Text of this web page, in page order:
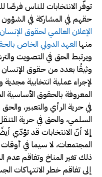
توفّر الانتخابات للناس فرصًا
حقهم في المشاركة في
الإعلان العالمي لحقوق الإنسان
منها العهد الدولي الخاص
ويرتبط الحق في التصويت
وثيقًا بعدد من حقوق الإنسان
لإجراء عملية انتخابية
المعروفة بالحقوق الأساسية
في حرية الرأي والتعبير،
السلمي، والحق في حرية
إلا أنّ الانتخابات قد تؤدّي
المجتمعات، لا سيما في أوقات
ذلك تغير المناخ وتفاقم عدم
إلى تفاقم خطر الانتهاكات